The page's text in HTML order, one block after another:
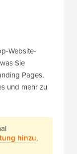
Website-
Sie
Pages,
und mehr zu
hinzu,